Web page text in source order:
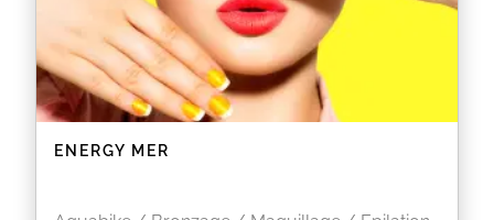
ENERGY MER